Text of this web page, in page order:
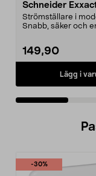
Schneider
Strömställare i
Snabb, säker och
149,90
Lägg i
-30%